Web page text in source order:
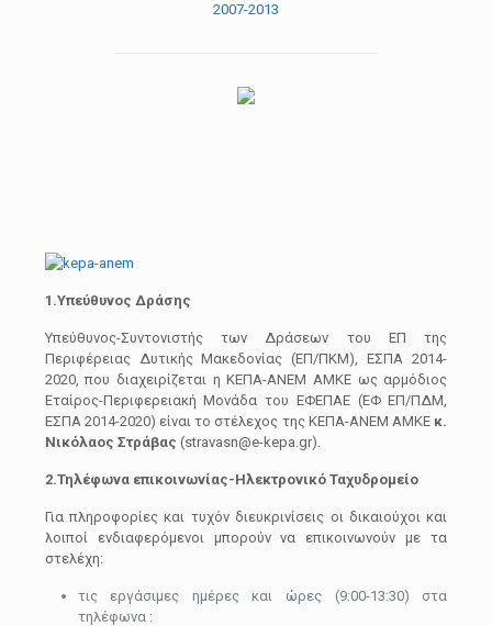
1.Υπεύθυνος Δράσης
Υπεύθυνος-Συντονιστής των Δράσεων του ΕΠ της
Περιφέρειας Δυτικής Μακεδονίας (ΕΠ/ΠΚΜ), ΕΣΠΑ 2014-
2020, που διαχειρίζεται η ΚΕΠΑ-ΑΝΕΜ ΑΜΚΕ ως αρμόδιος
Εταίρος-Περιφερειακή Μονάδα του ΕΦΕΠΑΕ (ΕΦ ΕΠ/ΠΔΜ,
ΕΣΠΑ 2014-2020) είναι το στέλεχος της ΚΕΠΑ-ΑΝΕΜ ΑΜΚΕ κ.
Νικόλαος Στράβας (stravasn@e-kepa.gr).
2.Τηλέφωνα επικοινωνίας-Ηλεκτρονικό Ταχυδρομείο
Για πληροφορίες και τυχόν διευκρινίσεις οι δικαιούχοι και
λοιποί ενδιαφερόμενοι μπορούν να επικοινωνούν με τα
στελέχη:
τις εργάσιμες ημέρες και ώρες (9:00-13:30) στα
τηλέφωνα :
2007-2013